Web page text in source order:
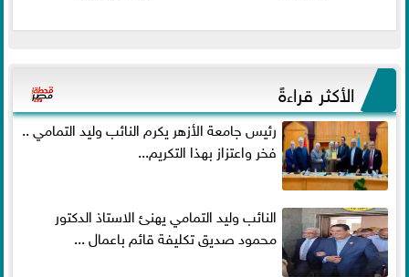
الأكثر قراءةً
رئيس جامعة الأزهر يكرم النائب وليد التمامي ..
فخر واعتزاز بهذا التكريم...
النائب وليد التمامي يهنئ الاستاذ الدكتور
محمود صديق تكليفة قائم باعمال ...